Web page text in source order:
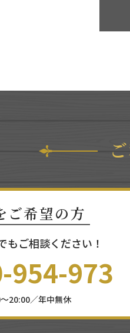
ご希望の方
もご相談ください！
954-973
20:00／年中無休